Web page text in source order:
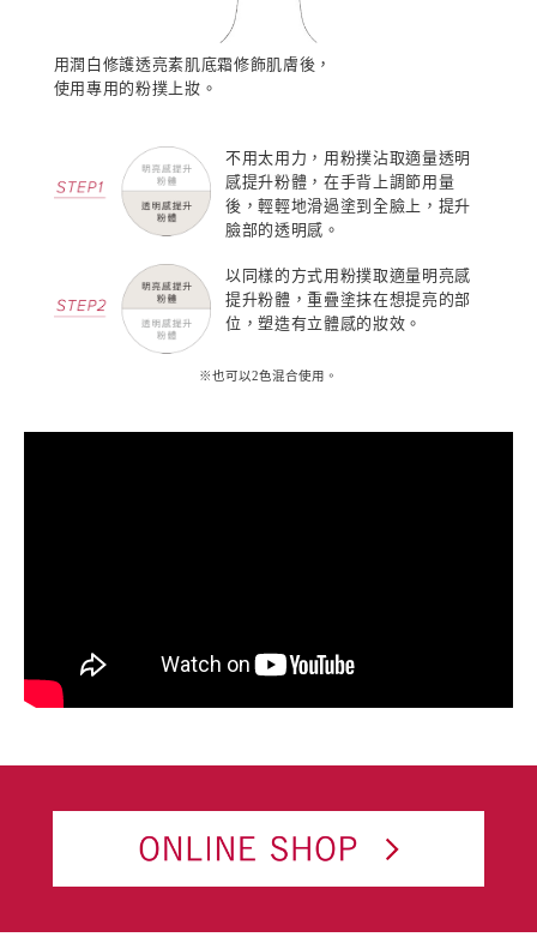
用潤白修護透亮素肌底霜修飾肌膚後，
使用專用的粉撲上妝。
不用太用力，用粉撲沾取適量透明
感提升粉體，在手背上調節用量
後，輕輕地滑過塗到全臉上，提升
臉部的透明感。
以同樣的方式用粉撲取適量明亮感
提升粉體，重疊塗抹在想提亮的部
位，塑造有立體感的妝效。
※也可以2色混合使用。